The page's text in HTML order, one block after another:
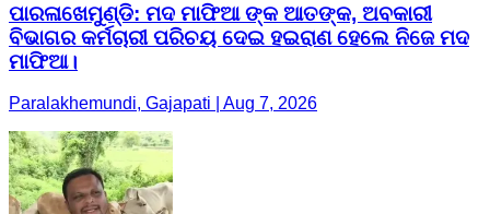
ପାରଳାଖେମୁଣ୍ଡି: ମଦ ମାଫିଆ ଙ୍କ ଆତଙ୍କ, ଅବକାରୀ
ବିଭାଗର କର୍ମଚାରୀ ପରିଚୟ ଦେଇ ହଇରାଣ ହେଲେ ନିଜେ ମଦ
ମାଫିଆ।
Paralakhemundi, Gajapati | Aug 7, 2026